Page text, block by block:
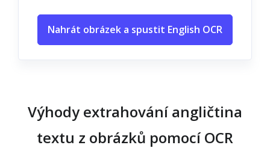
Nahrát obrázek a spustit English OCR
Výhody extrahování angličtina
textu z obrázků pomocí OCR